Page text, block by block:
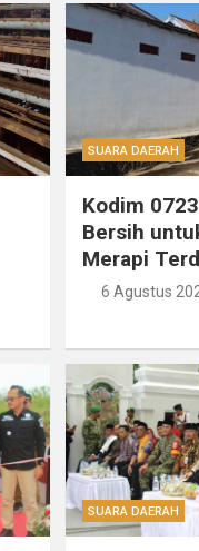
SUARA DAERAH
Kodim
Bersih
Merapi
6 Agustus
SUARA DAERAH